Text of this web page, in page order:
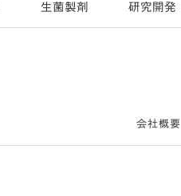
生菌製剤 研究開発
会社概要